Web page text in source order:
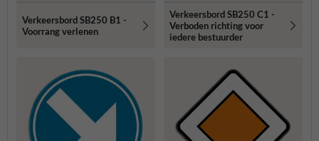
Verkeersbord SB250 B1 -
Voorrang verlenen
Verkeersbord SB250 C1 -
Verboden richting voor
iedere bestuurder